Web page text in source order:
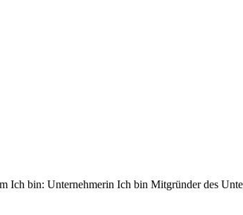
bin: Unternehmerin Ich bin Mitgründer des